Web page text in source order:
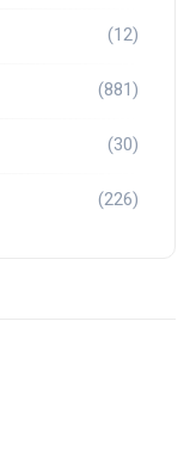
(12)
(881)
(30)
(226)